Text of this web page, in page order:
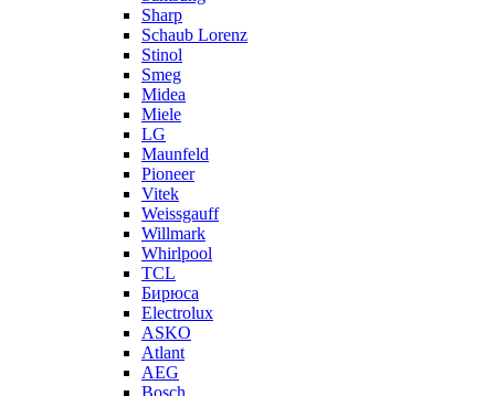
Sharp
Schaub Lorenz
Stinol
Smeg
Midea
Miele
LG
Maunfeld
Pioneer
Vitek
Weissgauff
Willmark
Whirlpool
TCL
Бирюса
Electrolux
ASKO
Atlant
AEG